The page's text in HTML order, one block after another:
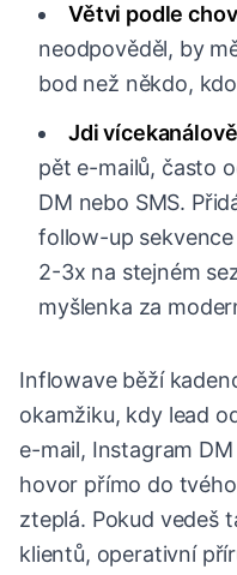
Větvi podle
neodpověděl, by
bod než někdo,
Jdi
pět e-mailů, často
DM nebo SMS.
follow-up
2-3x na stejném
myšlenka za
Inflowave běží
okamžiku, kdy lead
e-mail, Instagram
hovor přímo do
zteplá. Pokud vedeš
klientů, operativní